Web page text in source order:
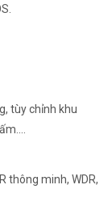
tùy chỉnh khu
thông minh, WDR,